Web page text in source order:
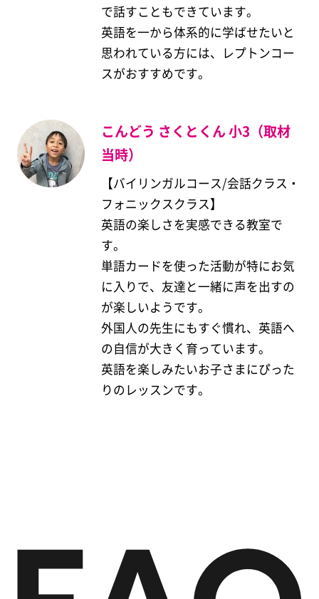
で話すこともできています。
英語を一から体系的に学ばせたいと
思われている方には、レプトンコー
スがおすすめです。
こんどう さくとくん 小3（取材
当時）
【バイリンガルコース/会話クラス・
フォニックスクラス】
英語の楽しさを実感できる教室で
す。
単語カードを使った活動が特にお気
に入りで、友達と一緒に声を出すの
が楽しいようです。
外国人の先生にもすぐ慣れ、英語へ
の自信が大きく育っています。
英語を楽しみたいお子さまにぴった
りのレッスンです。